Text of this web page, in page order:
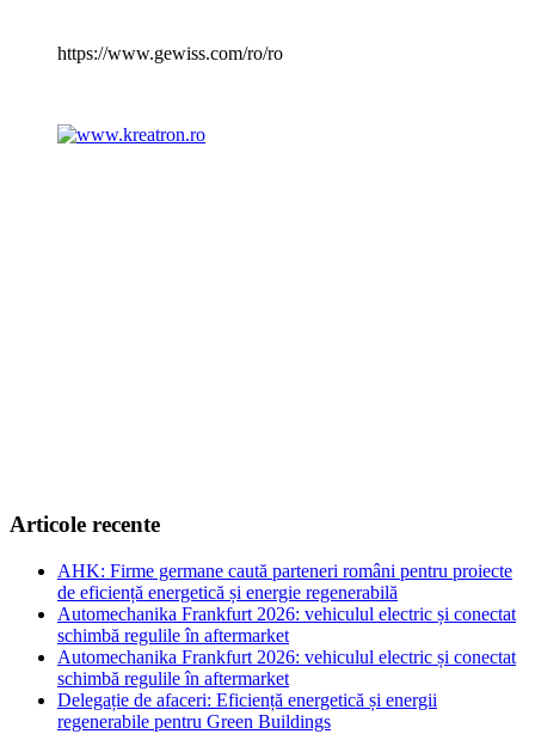
https://www.gewiss.com/ro/ro
Articole recente
AHK: Firme germane caută parteneri români pentru proiecte
de eficiență energetică și energie regenerabilă
Automechanika Frankfurt 2026: vehiculul electric și conectat
schimbă regulile în aftermarket
Automechanika Frankfurt 2026: vehiculul electric și conectat
schimbă regulile în aftermarket
Delegație de afaceri: Eficiență energetică și energii
regenerabile pentru Green Buildings